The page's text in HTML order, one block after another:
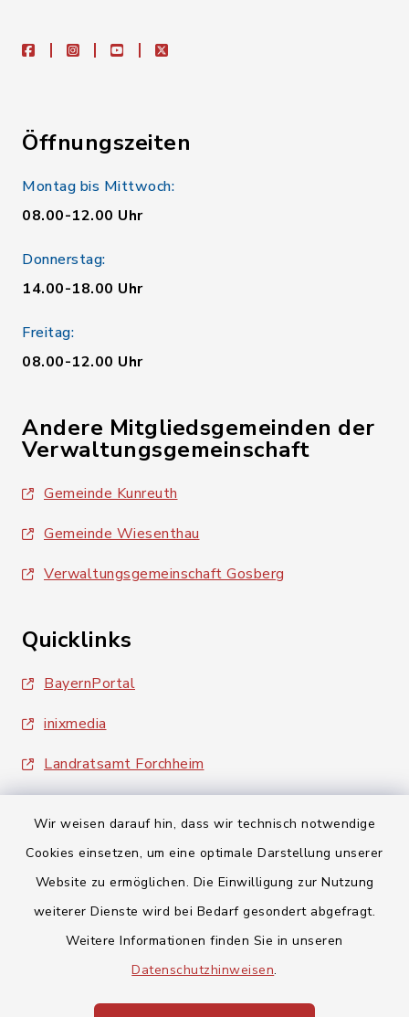
Wir weisen darauf hin, dass wir technisch notwendige
Cookies einsetzen, um eine optimale Darstellung unserer
Website zu ermöglichen. Die Einwilligung zur Nutzung
weiterer Dienste wird bei Bedarf gesondert abgefragt.
Weitere Informationen finden Sie in unseren
Datenschutzhinweisen.
facebookinstagramyoutubeX
Öffnungszeiten
Montag bis Mittwoch:
08.00-12.00 Uhr
Donnerstag:
14.00-18.00 Uhr
Freitag:
08.00-12.00 Uhr
Andere Mitgliedsgemeinden der
Verwaltungsgemeinschaft
Gemeinde Kunreuth
Gemeinde Wiesenthau
Verwaltungsgemeinschaft Gosberg
Quicklinks
BayernPortal
inixmedia
Landratsamt Forchheim
Barrierefreiheit